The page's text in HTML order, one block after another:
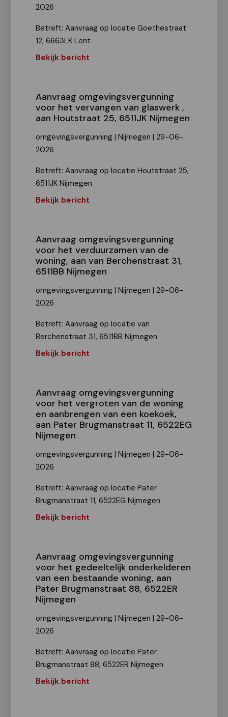
2026
Betreft: Aanvraag op locatie Goethestraat
12, 6663LK Lent
Bekijk bericht
Aanvraag omgevingsvergunning
voor het vervangen van glaswerk ,
aan Houtstraat 25, 6511JK Nijmegen
omgevingsvergunning | Nijmegen | 29-06-
2026
Betreft: Aanvraag op locatie Houtstraat 25,
6511JK Nijmegen
Bekijk bericht
Aanvraag omgevingsvergunning
voor het verduurzamen van de
woning, aan van Berchenstraat 31,
6511BB Nijmegen
omgevingsvergunning | Nijmegen | 29-06-
2026
Betreft: Aanvraag op locatie van
Berchenstraat 31, 6511BB Nijmegen
Bekijk bericht
Aanvraag omgevingsvergunning
voor het vergroten van de woning
en aanbrengen van een koekoek,
aan Pater Brugmanstraat 11, 6522EG
Nijmegen
omgevingsvergunning | Nijmegen | 29-06-
2026
Betreft: Aanvraag op locatie Pater
Brugmanstraat 11, 6522EG Nijmegen
Bekijk bericht
Aanvraag omgevingsvergunning
voor het gedeeltelijk onderkelderen
van een bestaande woning, aan
Pater Brugmanstraat 88, 6522ER
Nijmegen
omgevingsvergunning | Nijmegen | 29-06-
2026
Betreft: Aanvraag op locatie Pater
Brugmanstraat 88, 6522ER Nijmegen
Bekijk bericht